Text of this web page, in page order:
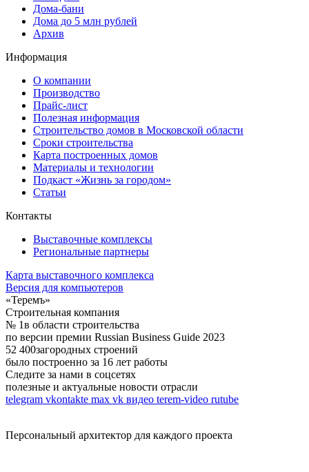
Дома-бани
Дома до 5 млн рублей
Архив
Информация
О компании
Производство
Прайс-лист
Полезная информация
Строительство домов в Московской области
Сроки строительства
Карта построенных домов
Материалы и технологии
Подкаст «Жизнь за городом»
Статьи
Контакты
Выставочные комплексы
Региональные партнеры
Карта выставочного комплекса
Версия для компьютеров
«Теремъ»
Строительная компания
№ 1в области строительства
по версии премии Russian Business Guide 2023
52 400загородных строений
было построенно за 16 лет работы
Следите за нами в соцсетях
полезные и актуальные новости отрасли
telegram vkontakte max vk видео terem-video rutube
Персональный архитектор для каждого проекта